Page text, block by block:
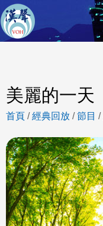
美麗的一天
首頁 /經典回放 /節目 /